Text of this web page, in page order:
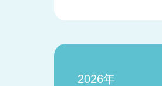
2026年